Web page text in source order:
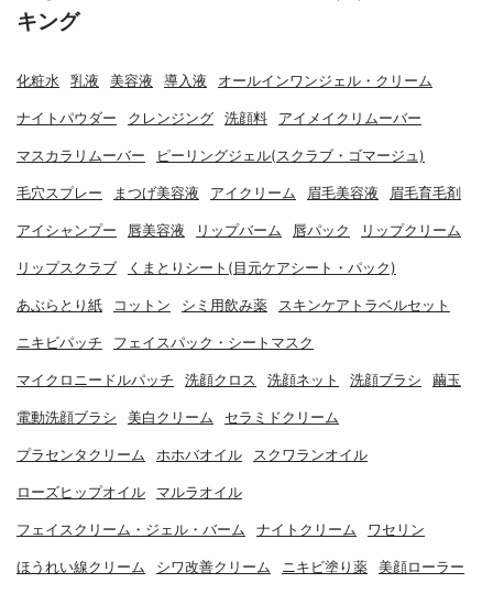
キング
化粧水 乳液 美容液 導入液 オールインワンジェル・クリーム
ナイトパウダー クレンジング 洗顔料 アイメイクリムーバー
マスカラリムーバー ピーリングジェル(スクラブ・ゴマージュ)
毛穴スプレー まつげ美容液 アイクリーム 眉毛美容液 眉毛育毛剤
アイシャンプー 唇美容液 リップバーム 唇パック リップクリーム
リップスクラブ くまとりシート(目元ケアシート・パック)
あぶらとり紙 コットン シミ用飲み薬 スキンケアトラベルセット
ニキビパッチ フェイスパック・シートマスク
マイクロニードルパッチ 洗顔クロス 洗顔ネット 洗顔ブラシ 繭玉
電動洗顔ブラシ 美白クリーム セラミドクリーム
プラセンタクリーム ホホバオイル スクワランオイル
ローズヒップオイル マルラオイル
フェイスクリーム・ジェル・バーム ナイトクリーム ワセリン
ほうれい線クリーム シワ改善クリーム ニキビ塗り薬 美顔ローラー